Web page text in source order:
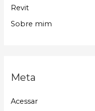
Revit
Sobre mim
Meta
Acessar